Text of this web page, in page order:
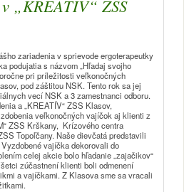
„KREATÍV“ ZSS
zariadenia v sprievode ergoterapeutky
podujatia s názvom „Hľadaj svojho
pri príležitosti veľkonočných
pod záštitou NSK. Tento rok sa jej
vecí NSK a 3 zamestnanci odboru.
a „KREATÍV“ ZSS Klasov,
veľkonočných vajíčok aj klienti z
ZSS Krškany, Krízového centra
Topoľčany. Naše dievčatá predstavili
vajíčka dekorovali do
celej akcie bolo hľadanie „zajačikov“
zúčastnení klienti boli odmenení
a vajíčkami. Z Klasova sme sa vracali